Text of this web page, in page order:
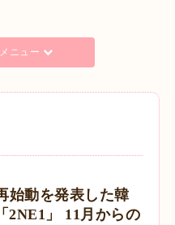
メニュー
始動を発表した韓
2NE1」 11月からの